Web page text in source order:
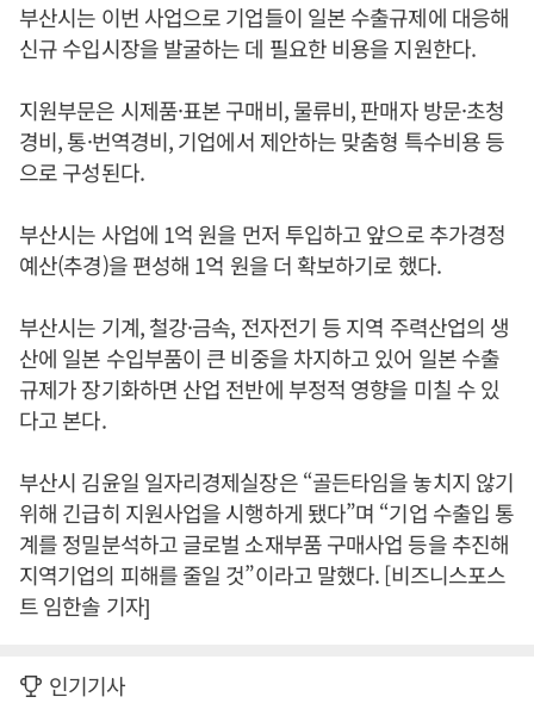
부산시는 이번 사업으로 기업들이 일본 수출규제에 대응해
신규 수입시장을 발굴하는 데 필요한 비용을 지원한다.
지원부문은 시제품·표본 구매비, 물류비, 판매자 방문·초청
경비, 통·번역경비, 기업에서 제안하는 맞춤형 특수비용 등
으로 구성된다.
부산시는 사업에 1억 원을 먼저 투입하고 앞으로 추가경정
예산(추경)을 편성해 1억 원을 더 확보하기로 했다.
부산시는 기계, 철강·금속, 전자전기 등 지역 주력산업의 생
산에 일본 수입부품이 큰 비중을 차지하고 있어 일본 수출
규제가 장기화하면 산업 전반에 부정적 영향을 미칠 수 있
다고 본다.
부산시 김윤일 일자리경제실장은 “골든타임을 놓치지 않기
위해 긴급히 지원사업을 시행하게 됐다”며 “기업 수출입 통
계를 정밀분석하고 글로벌 소재부품 구매사업 등을 추진해
지역기업의 피해를 줄일 것”이라고 말했다. [비즈니스포스
트 임한솔 기자]
인기기사